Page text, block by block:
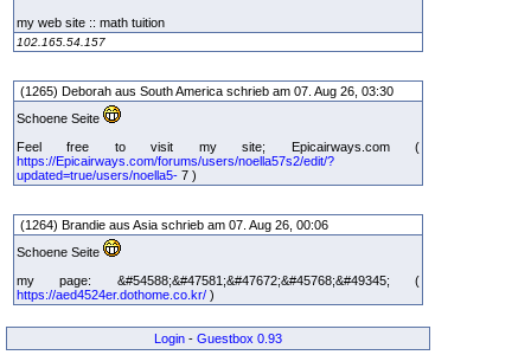
my web site :: math tuition
102.165.54.157
(1265) Deborah aus South America schrieb am 07. Aug 26, 03:30
Schoene Seite
Feel free to visit my site; Epicairways.com (
https://Epicairways.com/forums/users/noella57s2/edit/?
updated=true/users/noella5- 7 )
(1264) Brandie aus Asia schrieb am 07. Aug 26, 00:06
Schoene Seite
my page: &#54588;&#47581;&#47672;&#45768;&#49345; (
https://aed4524er.dothome.co.kr/ )
Login - Guestbox 0.93